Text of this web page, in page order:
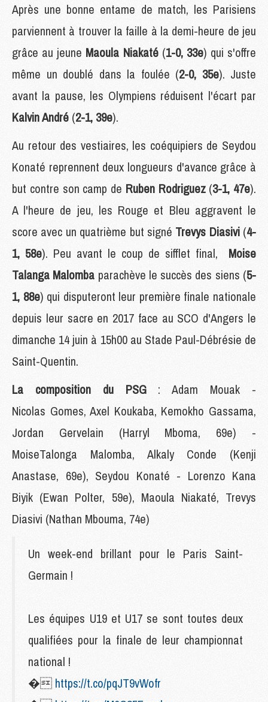
Après une bonne entame de match, les Parisiens
parviennent à trouver la faille à la demi-heure de jeu
grâce au jeune Maoula Niakaté(1-0, 33e) qui s'offre
même un doublé dans la foulée (2-0, 35e). Juste
avant la pause, les Olympiens réduisent l'écart par
Kalvin André (2-1, 39e).
Au retour des vestiaires, les coéquipiers de Seydou
Konaté reprennent deux longueurs d'avance grâce à
but contre son camp de Ruben Rodriguez(3-1, 47e).
A l'heure de jeu, les Rouge et Bleu aggravent le
score avec un quatrième but signé Trevys Diasivi(4-
1, 58e). Peu avant le coup de sifflet final,
Moise
Talanga Malomba parachève le succès des siens (5-
1, 88e) qui disputeront leur première finale nationale
depuis leur sacre en 2017 face au SCO d'Angers le
dimanche 14 juin à 15h00 au Stade Paul-Débrésie de
Saint-Quentin.
La composition du PSG: Adam Mouak -
Nicolas Gomes, Axel Koukaba, Kemokho Gassama,
Jordan Gervelain (Harryl Mboma, 69e) -
MoiseTalonga Malomba, Alkaly Conde (Kenji
Anastase, 69e), Seydou Konaté - Lorenzo Kana
Biyik (Ewan Polter, 59e), Maoula Niakaté, Trevys
Diasivi (Nathan Mbouma, 74e)
Un week-end brillant pour le Paris Saint-
Germain !
Les équipes U19 et U17 se sont toutes deux
qualifiées pour la finale de leur championnat
national !
� https://t.co/pqJT9vWofr